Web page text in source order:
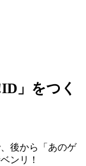
」をつく
後から「あのゲ
ンリ！